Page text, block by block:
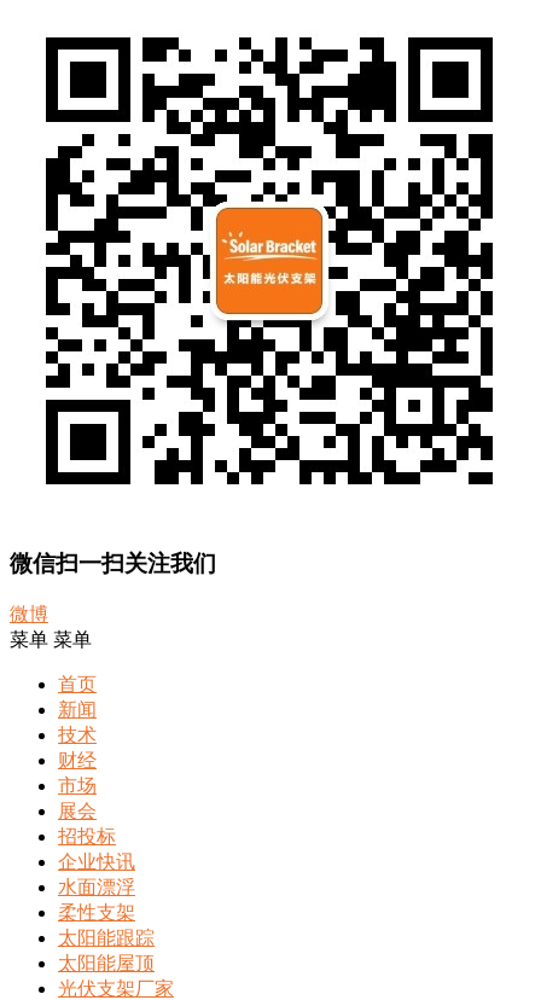
微信扫一扫关注我们
微博
菜单 菜单
首页
新闻
技术
财经
市场
展会
招投标
企业快讯
水面漂浮
柔性支架
太阳能跟踪
太阳能屋顶
光伏支架厂家